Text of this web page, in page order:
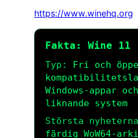
https://www.winehq.org
Fakta: Wine 11
Typ:
Fri och
Windows-appar
liknande system
Största
färdig WoW64-